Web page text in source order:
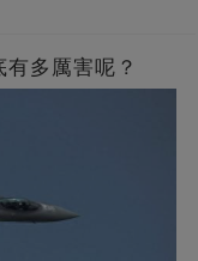
多厲害呢？